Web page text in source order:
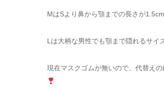
MはSより鼻から顎までの長さが
Lは大柄な男性でも顎まで隠れるサイ
現在マスクゴムが無いので、代替え